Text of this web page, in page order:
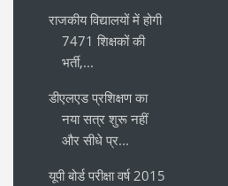
राजकीय विद्यालयों में होगी
7471 शिक्षकों की
भर्ती,...
डीएलएड प्रशिक्षण का
नया सत्र शुरू नहीं
और सीधे प्र...
यूपी बोर्ड परीक्षा वर्ष 2015